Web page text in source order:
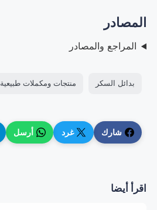
المصادر
المراجع والمصادر
بدائل السكر منتجات ومكملات طبيعية
شارك غرد أرسل
اقرأ أيضا